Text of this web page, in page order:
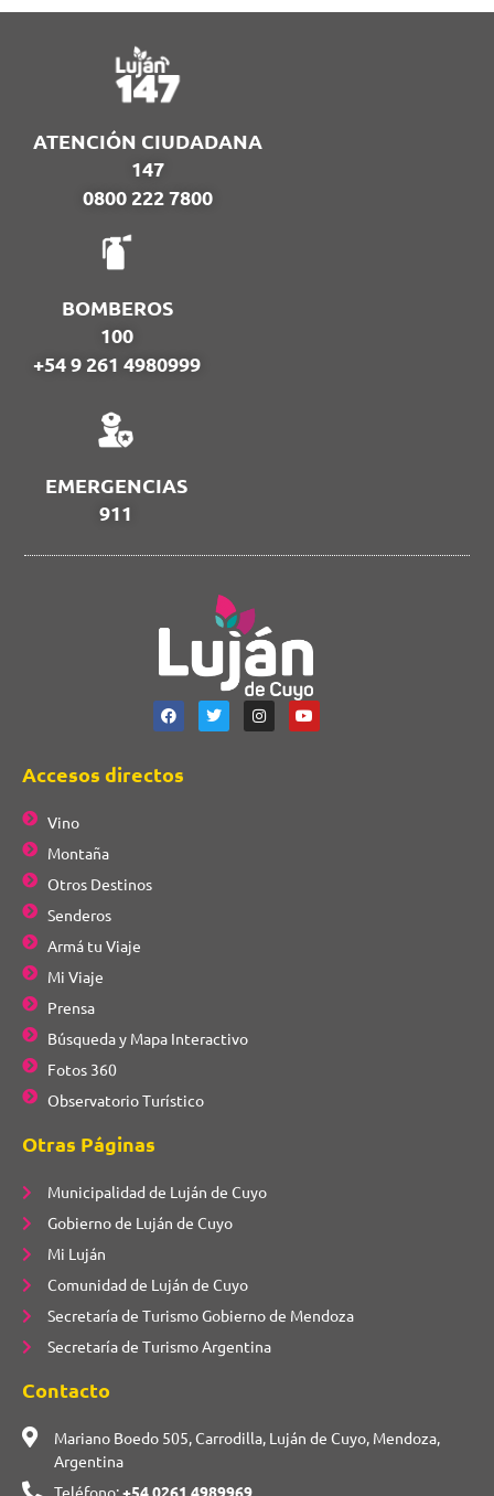
ATENCIÓN CIUDADANA
147
0800 222 7800
BOMBEROS
100
+54 9 261 4980999
EMERGENCIAS
911
Accesos directos
Vino
Montaña
Otros Destinos
Senderos
Armá tu Viaje
Mi Viaje
Prensa
Búsqueda y Mapa Interactivo
Fotos 360
Observatorio Turístico
Otras Páginas
Municipalidad de Luján de Cuyo
Gobierno de Luján de Cuyo
Mi Luján
Comunidad de Luján de Cuyo
Secretaría de Turismo Gobierno de Mendoza
Secretaría de Turismo Argentina
Contacto
Mariano Boedo 505, Carrodilla, Luján de Cuyo, Mendoza,
Argentina